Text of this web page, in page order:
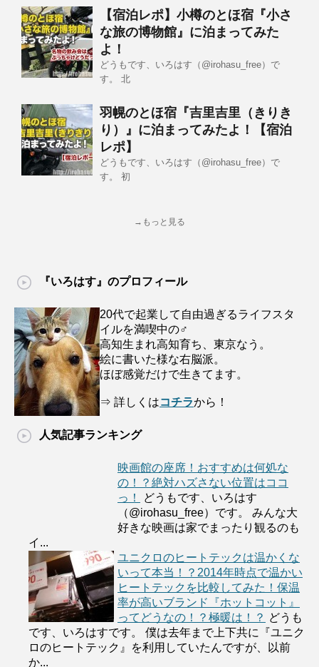
【宿泊レポ】小樽のとほ宿『小さ
な旅の博物館』に泊まってみた
よ！
どうもです、いろはす（@irohasu_free）で
す。 北
羽幌のとほ宿『吉里吉里（きりき
り）』に泊まってみたよ！【宿泊
レポ】
どうもです、いろはす（@irohasu_free）で
す。 初
→もっと見る
『いろはす』のプロフィール
20代で起業して自由過ぎるライフスタ
イルを満喫中の♂
高知生まれ高知育ち、東京なう。
絵に書いた様な右脳派。
ほぼ感覚だけで生きてます。
⇒ 詳しくはコチラから！
人気記事ランキング
映画館の座席！おすすめは何処な
の！？絶対ハズさない位置はココ
っ！
どうもです、いろはす
（@irohasu_free）です。 みんな大
好きな映画は家でまったり観るのも
イ...
ユニクロのヒートテックは温かくな
いって本当！？2014年時点で温かい
ヒートテックを比較してみた！保温
率が高いブランド『ホットコット』
ってどうなの！？極暖は！？ どうも
です、いろはすです。 僕は去年まで上下共に『ユニク
ロのヒートテック』を利用していたんですが、以前
か...